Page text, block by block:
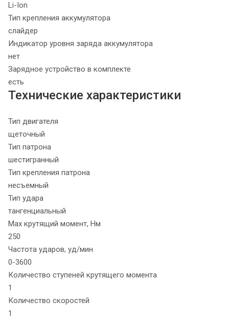
Li-Ion
Тип крепления аккумулятора
слайдер
Индикатор уровня заряда аккумулятора
нет
Зарядное устройство в комплекте
есть
Технические характеристики
Тип двигателя
щеточный
Тип патрона
шестигранный
Тип крепления патрона
несъемный
Тип удара
тангенциальный
Max крутящий момент, Нм
250
Частота ударов, уд/мин
0-3600
Количество ступеней крутящего момента
1
Количество скоростей
1